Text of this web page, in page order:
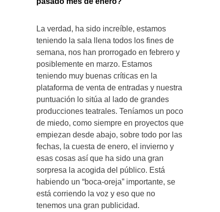
La verdad, ha sido increíble, estamos
teniendo la sala llena todos los fines de
semana, nos han prorrogado en febrero y
posiblemente en marzo. Estamos
teniendo muy buenas críticas en la
plataforma de venta de entradas y nuestra
puntuación lo sitúa al lado de grandes
producciones teatrales. Teníamos un poco
de miedo, como siempre en proyectos que
empiezan desde abajo, sobre todo por las
fechas, la cuesta de enero, el invierno y
esas cosas así que ha sido una gran
sorpresa la acogida del público. Está
habiendo un “boca-oreja” importante, se
está corriendo la voz y eso que no
tenemos una gran publicidad.